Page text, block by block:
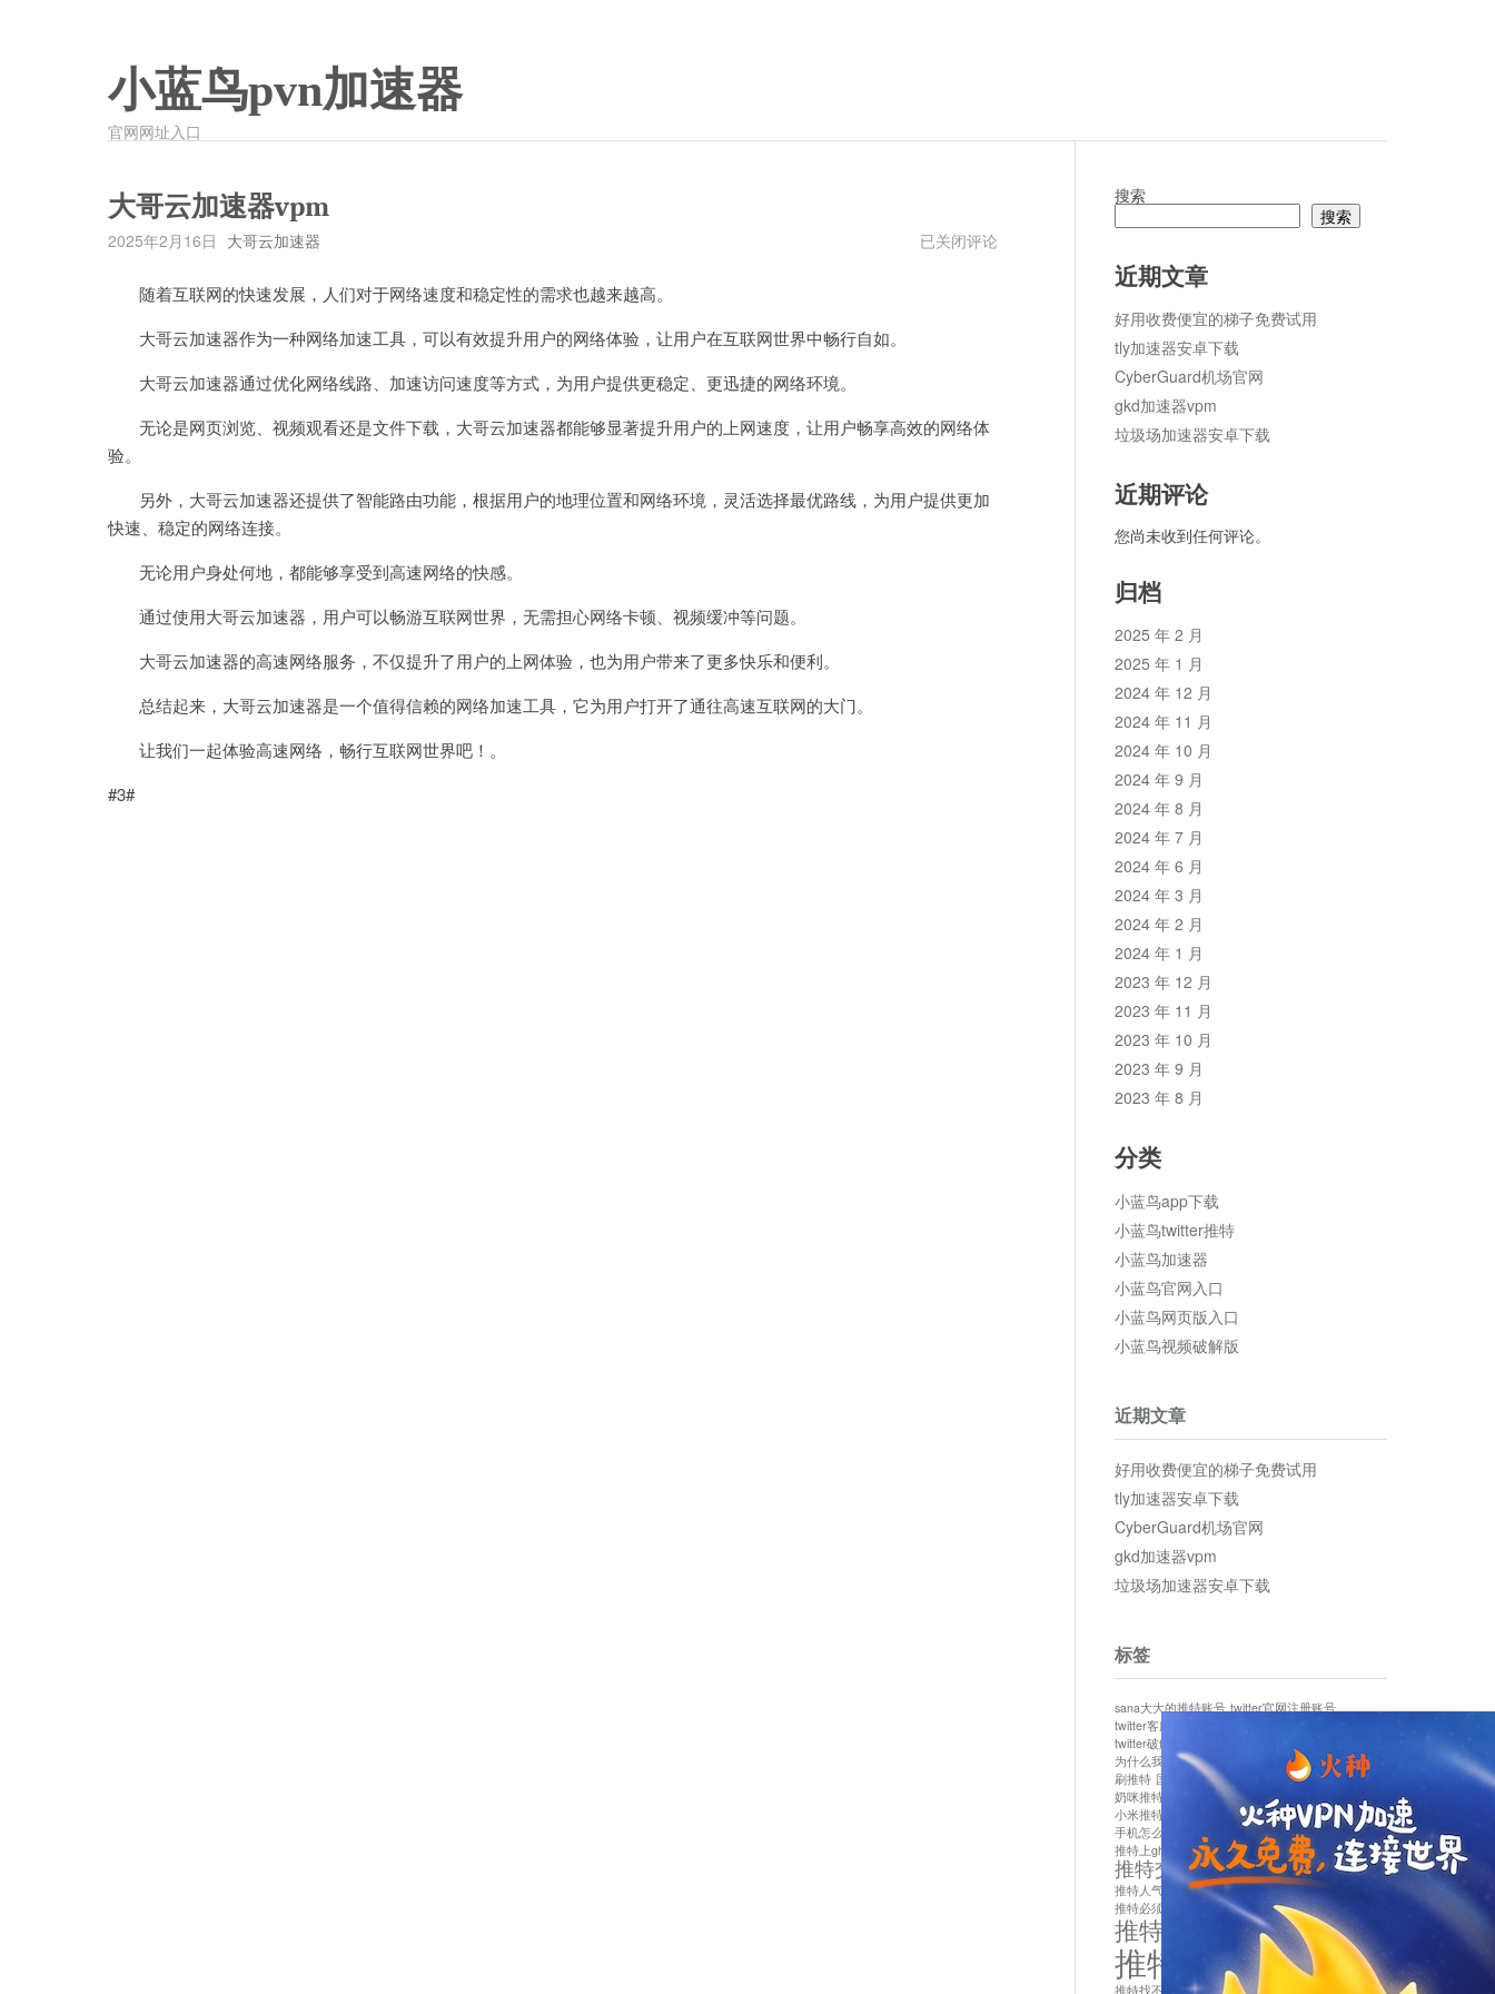
小蓝鸟pvn加速器
官网网址入口
大哥云加速器vpm
2025年2月16日 大哥云加速器
大
已关闭评论
随着互联网的快速发展，人们对于网络速度和稳定性的需求也越来越高。
大哥云加速器作为一种网络加速工具，可以有效提升用户的网络体验，让用户在互联网世界中畅行自如。
大哥云加速器通过优化网络线路、加速访问速度等方式，为用户提供更稳定、更迅捷的网络环境。
无论是网页浏览、视频观看还是文件下载，大哥云加速器都能够显著提升用户的上网速度，让用户畅享高效的网络体
验。
另外，大哥云加速器还提供了智能路由功能，根据用户的地理位置和网络环境，灵活选择最优路线，为用户提供更加
快速、稳定的网络连接。
无论用户身处何地，都能够享受到高速网络的快感。
通过使用大哥云加速器，用户可以畅游互联网世界，无需担心网络卡顿、视频缓冲等问题。
大哥云加速器的高速网络服务，不仅提升了用户的上网体验，也为用户带来了更多快乐和便利。
总结起来，大哥云加速器是一个值得信赖的网络加速工具，它为用户打开了通往高速互联网的大门。
让我们一起体验高速网络，畅行互联网世界吧！。
#3#
搜索
搜索
近期文章
好用收费便宜的梯子免费试用
tly加速器安卓下载
CyberGuard机场官网
gkd加速器vpm
垃圾场加速器安卓下载
近期评论
您尚未收到任何评论。
归档
2025 年 2 月
2025 年 1 月
2024 年 12 月
2024 年 11 月
2024 年 10 月
2024 年 9 月
2024 年 8 月
2024 年 7 月
2024 年 6 月
2024 年 3 月
2024 年 2 月
2024 年 1 月
2023 年 12 月
2023 年 11 月
2023 年 10 月
2023 年 9 月
2023 年 8 月
分类
小蓝鸟app下载
小蓝鸟twitter推特
小蓝鸟加速器
小蓝鸟官网入口
小蓝鸟网页版入口
小蓝鸟视频破解版
近期文章
好用收费便宜的梯子免费试用
tly加速器安卓下载
CyberGuard机场官网
gkd加速器vpm
垃圾场加速器安卓下载
标签
sana大大的推特账号 twitter官网注册账号
twitter客服
twitter破解版下载
为什么我推特无法保存设置
作者sana推特是什么
刷推特 国内为什么不能用twitter 国内能用twitter吗
奶咪推特
如何找回推特密码
小米推特闪退是怎么回事 怎么看推特上的视频
手机怎么注册推特账号
推特devil
推特上ghs的女博主
推特交友软件app下载
推特人气萌货小蔡头喵喵喵 推特实名制
推特必须用外网吗
推特怎么取消关联手机号
推特怎么看敏感内容苹果
推特找不到账号 推特注册必须要手机号